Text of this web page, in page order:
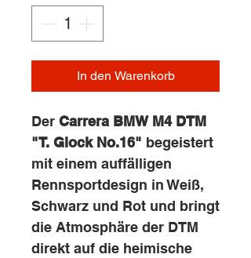
In den Warenkorb
Der Carrera BMW M4 DTM
"T. Glock No.16" begeistert
mit einem auffälligen
Rennsportdesign in Weiß,
Schwarz und Rot und bringt
die Atmosphäre der DTM
direkt auf die heimische